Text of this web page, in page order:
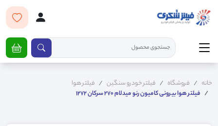
خانه فروشگاه فیلتر خودرو سنگین
فیلتر هوا
فیلتر هوا بیرونی کامیون رنو میدلام 270 سرکان 1272